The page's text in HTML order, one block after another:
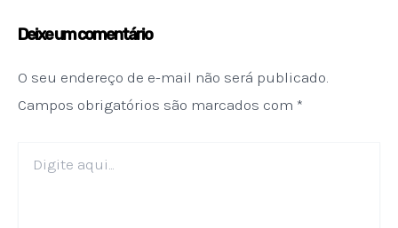
Deixe um comentário
O seu endereço de e-mail não será publicado.
Campos obrigatórios são marcados com *
aqui...